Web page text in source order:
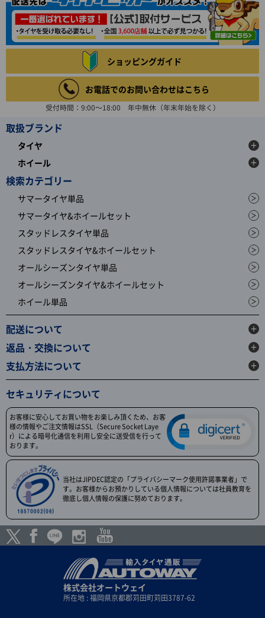
ショッピングガイド
お電話でのお問い合わせはこちら
受付時間：9:00～18:00 年中無休（年末年始を除く）
取扱ブランド
タイヤ
ホイール
検索カテゴリー
サマータイヤ単品
サマータイヤ&ホイールセット
スタッドレスタイヤ単品
スタッドレスタイヤ&ホイールセット
オールシーズンタイヤ単品
オールシーズンタイヤ&ホイールセット
ホイール単品
配送について
返品・交換について
支払方法について
セキュリティについて
お客様に安心してお買い物をお楽しみ頂くため、お客
様の情報やご注文情報はSSL（Secure Socket Laye
r）による暗号化通信を利用し安全に送受信を行って
おります。
当社はJIPDEC認定の「プライバシーマーク使用許諾事業者」で
す。お客様からお預かりしている個人情報については社員教育を
徹底し個人情報の保護に努めております。
株式会社オートウェイ
所在地 : 福岡県京都郡苅田町苅田3787-62